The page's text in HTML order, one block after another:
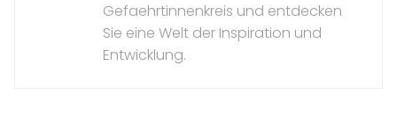
Gefaehrtinnenkreis und entdecken
Sie eine Welt der Inspiration und
Entwicklung.